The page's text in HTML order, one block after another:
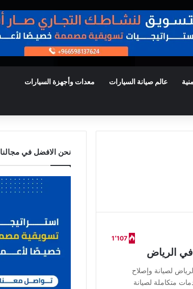
عالم صيانة السيارات معدات وأجهزة السيارات
1٬107
الرياض
لصيانة وإصلاح
متكاملة لصيانة
نحن الافضل في مجالنا